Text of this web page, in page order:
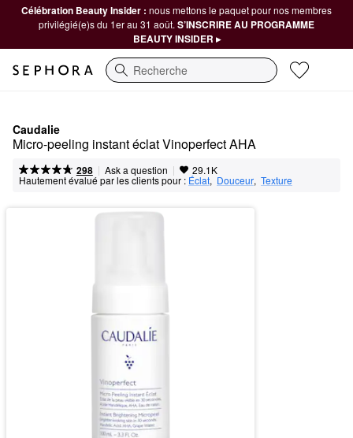
Célébration Beauty Insider : nous mettons le paquet pour nos membres
privilégié(e)s du 1er au 31 août. S’INSCRIRE AU PROGRAMME
BEAUTY INSIDER ▸
Recherche
Caudalie
Micro-peeling instant éclat Vinoperfect AHA
298 | Ask a question | 29.1K
Hautement évalué par les clients pour : Éclat, Douceur, Texture